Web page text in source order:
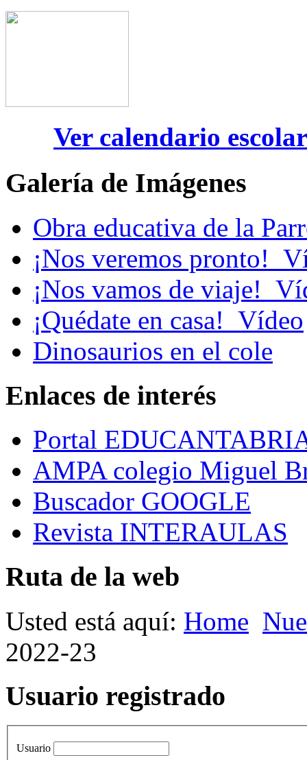
Ver calendario escolar
Galería de Imágenes
Obra educativa de la
¡Nos veremos
¡Nos vamos de
¡Quédate en casa!_Vídeo
Dinosaurios en el cole
Enlaces de interés
Portal
AMPA colegio Miguel
Buscador GOOGLE
Revista INTERAULAS
Ruta de la web
Usted está aquí: Home
2022-23
Usuario registrado
Usuario